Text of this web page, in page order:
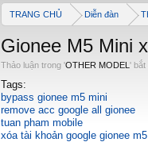
TRANG CHỦ Diễn đàn
Gionee M5 Mini
Thảo luận trong 'OTHER MODEL ' bắt
Tags:
bypass gionee m5 mini
remove acc google all gionee
tuan pham mobile
xóa tài khoản google gionee